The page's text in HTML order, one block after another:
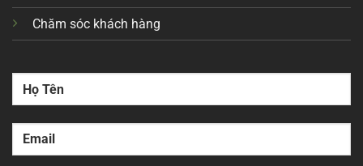
Chăm sóc khách hàng